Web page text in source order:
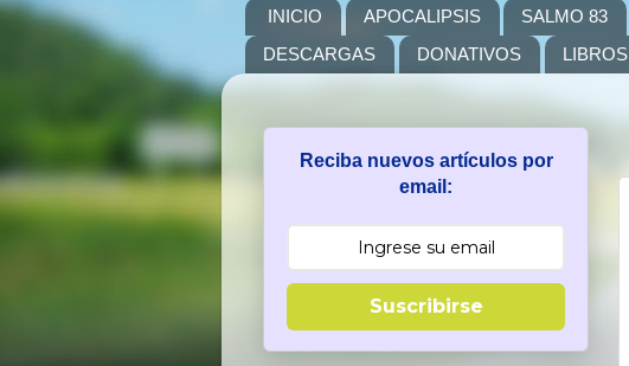
INICIO APOCALIPSIS SALMO 83
DESCARGAS
DONATIVOS LIBROS
Reciba nuevos artículos por
email:
Suscribirse